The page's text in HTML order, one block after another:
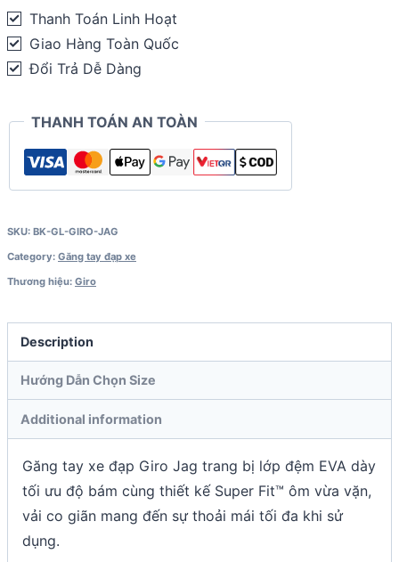
Giro
Jag
quantity
Thanh Toán Linh Hoạt
Giao Hàng Toàn Quốc
Đổi Trả Dễ Dàng
THANH TOÁN AN TOÀN
SKU: BK-GL-GIRO-JAG
Category: Găng tay đạp xe
Thương hiệu: Giro
Description
Hướng Dẫn Chọn Size
Additional information
Găng tay xe đạp Giro Jag trang bị lớp đệm EVA dày
tối ưu độ bám cùng thiết kế Super Fit™ ôm vừa vặn,
vải co giãn mang đến sự thoải mái tối đa khi sử
dụng.